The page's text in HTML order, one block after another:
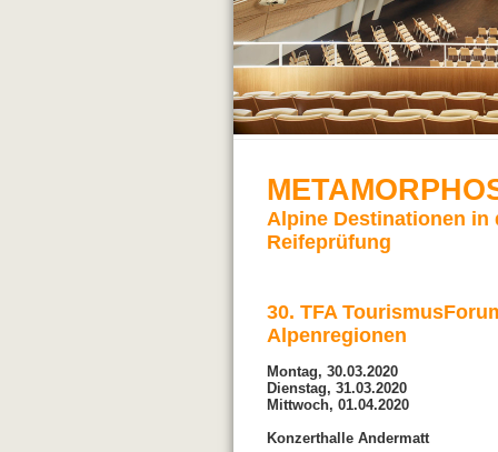
Alpine Destinationen in
Reifeprüfung
30. TFA
Alpenregionen
Montag, 30.03.2020
Dienstag, 31.03.2020
Mittwoch, 01.04.2020
Konzerthalle Andermatt